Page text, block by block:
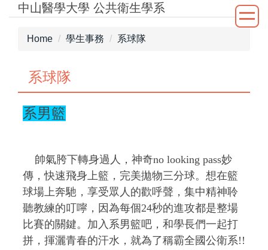
Jump中山醫學大學 公共衛生學系
Home 學生事務 系球隊
系球隊
系男籃
帥氣胯下轉身過人，神奇no looking pass妙
傳，快速飛身上籃，完美拋物三分球。想在籃
球場上奔馳，享受眾人的歡呼聲，集中精神聆
聽教練的叮嚀，因為每個24秒的進攻都是整場
比賽的關鍵。加入系男籃吧，和學長們一起打
拼，揮灑青春的汗水，就為了稱霸全國公衛系!!